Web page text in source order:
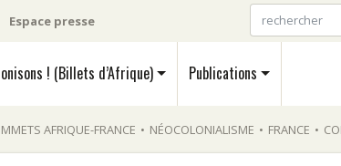
Espace presse
! (Billets d’Afrique) Publications
AFRIQUE-FRANCE • NÉOCOLONIALISME • FRANCE •